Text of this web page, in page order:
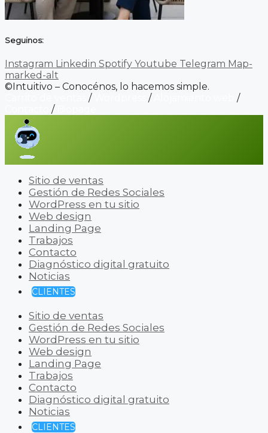
Seguinos:
Instagram Linkedin Spotify Youtube Telegram Map-
marked-alt
©Intuitivo – Conocénos, lo hacemos simple.
/ /
/
/
Sitio de ventas
Gestión de Redes Sociales
WordPress en tu sitio
Web design
Landing Page
Trabajos
Contacto
Diagnóstico digital gratuito
Noticias
CLIENTES
Sitio de ventas
Gestión de Redes Sociales
WordPress en tu sitio
Web design
Landing Page
Trabajos
Contacto
Diagnóstico digital gratuito
Noticias
CLIENTES